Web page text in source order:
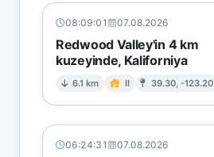
08:09:01 07.08.2026
Redwood Valley'in 4 km
kuzeyinde, Kaliforniya
6.1 km II 39.30, -123.20
06:24:31 07.08.2026